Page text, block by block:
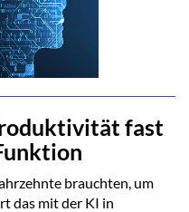
fast
brauchten, um
das mit der KI in